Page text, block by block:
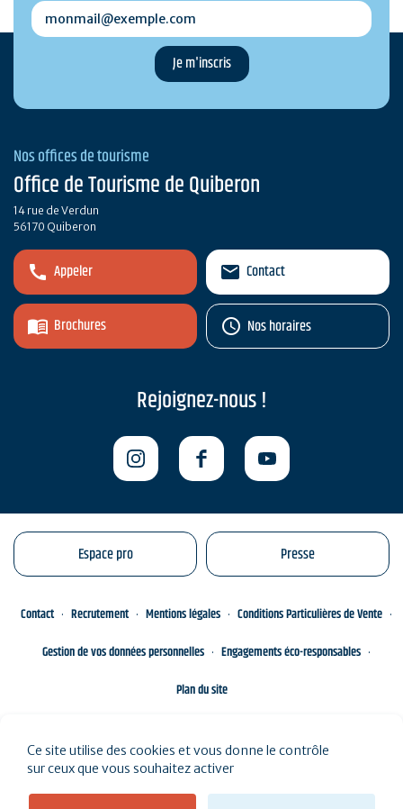
monmail@exemple.com
Nos offices de tourisme
Office de Tourisme de Quiberon
14 rue de Verdun
56170 Quiberon
Appeler
Brochures
Contact
Nos horaires
Rejoignez-nous !
Espace pro Presse
Contact Recrutement Mentions légales
Conditions Particulières de Vente
Gestion de vos données personnelles
Engagements éco-responsables
Plan du site
Ce site utilise des cookies et vous donne le contrôle
sur ceux que vous souhaitez activer